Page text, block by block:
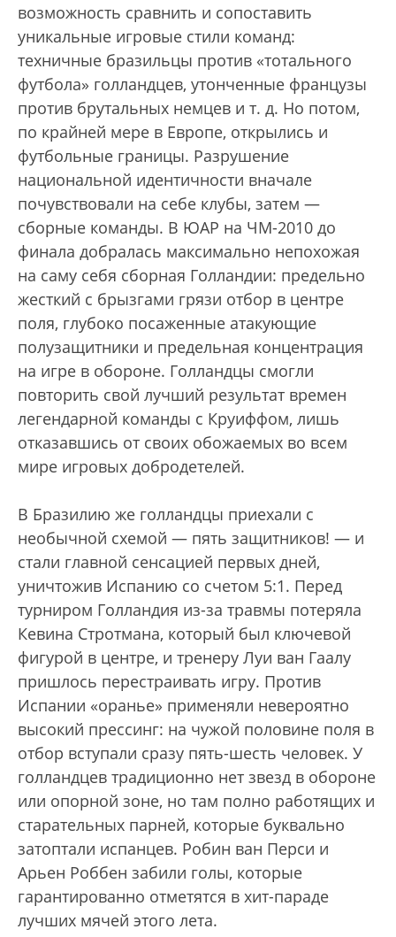
возможность сравнить и сопоставить
уникальные игровые стили команд:
техничные бразильцы против «тотального
футбола» голландцев, утонченные французы
против брутальных немцев и т. д. Но потом,
по крайней мере в Европе, открылись и
футбольные границы. Разрушение
национальной идентичности вначале
почувствовали на себе клубы, затем —
сборные команды. В ЮАР на ЧМ-2010 до
финала добралась максимально непохожая
на саму себя сборная Голландии: предельно
жесткий с брызгами грязи отбор в центре
поля, глубоко посаженные атакующие
полузащитники и предельная концентрация
на игре в обороне. Голландцы смогли
повторить свой лучший результат времен
легендарной команды с Круиффом, лишь
отказавшись от своих обожаемых во всем
мире игровых добродетелей.
В Бразилию же голландцы приехали с
необычной схемой — пять защитников! — и
стали главной сенсацией первых дней,
уничтожив Испанию со счетом 5:1. Перед
турниром Голландия из-за травмы потеряла
Кевина Стротмана, который был ключевой
фигурой в центре, и тренеру Луи ван Гаалу
пришлось перестраивать игру. Против
Испании «оранье» применяли невероятно
высокий прессинг: на чужой половине поля в
отбор вступали сразу пять-шесть человек. У
голландцев традиционно нет звезд в обороне
или опорной зоне, но там полно работящих и
старательных парней, которые буквально
затоптали испанцев. Робин ван Перси и
Арьен Роббен забили голы, которые
гарантированно отметятся в хит-параде
лучших мячей этого лета.